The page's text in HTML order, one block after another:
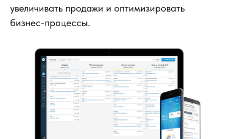
увеличивать продажи и оптимизировать
бизнес-процессы.